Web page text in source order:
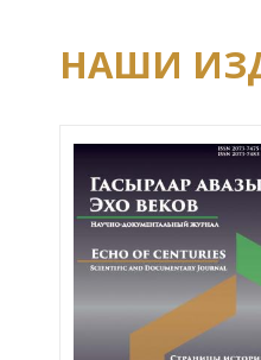
НАШИ